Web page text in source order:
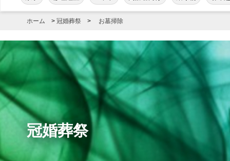
ホーム > 冠婚葬祭 > お墓掃除
冠婚葬祭